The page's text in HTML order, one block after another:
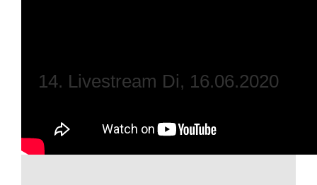
14. Livestream Di, 16.06.2020